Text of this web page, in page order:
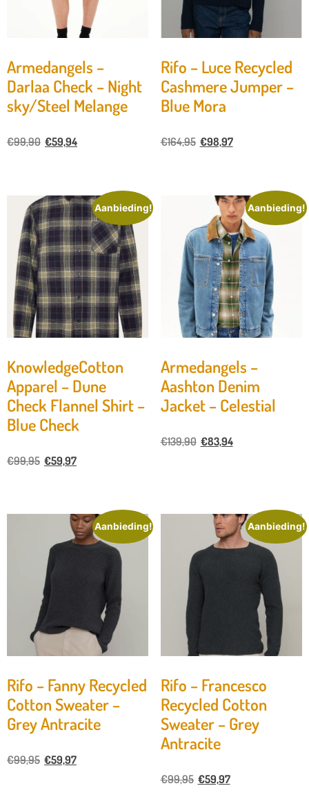
Armedangels –
Darlaa Check – Night
sky/Steel Melange
€99,90 €59,94
Rifo – Luce Recycled
Cashmere Jumper –
Blue Mora
€164,95 €98,97
Aanbieding!
KnowledgeCotton
Apparel – Dune
Check Flannel Shirt –
Blue Check
€99,95 €59,97
Aanbieding!
Armedangels –
Aashton Denim
Jacket – Celestial
€139,90 €83,94
Aanbieding!
Rifo – Fanny Recycled
Cotton Sweater –
Grey Antracite
€99,95 €59,97
Aanbieding!
Rifo – Francesco
Recycled Cotton
Sweater – Grey
Antracite
€99,95 €59,97